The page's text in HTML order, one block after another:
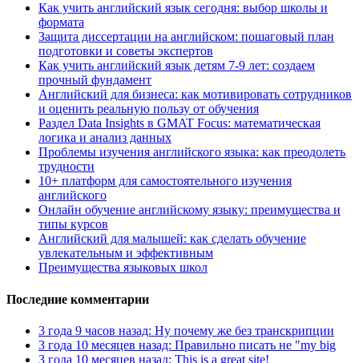
Как учить английский язык сегодня: выбор школы и
формата
Защита диссертации на английском: пошаговый план
подготовки и советы экспертов
Как учить английский язык детям 7-9 лет: создаем
прочный фундамент
Английский для бизнеса: как мотивировать сотрудников
и оценить реальную пользу от обучения
Раздел Data Insights в GMAT Focus: математическая
логика и анализ данных
Проблемы изучения английского языка: как преодолеть
трудности
10+ платформ для самостоятельного изучения
английского
Онлайн обучение английскому языку: преимущества и
типы курсов
Английский для малышей: как сделать обучение
увлекательным и эффективным
Преимущества языковых школ
Последние комментарии
3 года 9 часов назад: Ну почему же без транскрипции
3 года 10 месяцев назад: Правильно писать не "my big
3 года 10 месяцев назад: This is a great site!